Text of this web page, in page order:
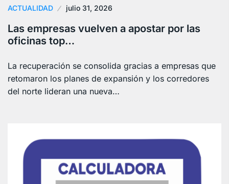
ACTUALIDAD julio 31, 2026
Las empresas vuelven a apostar por las
oficinas top…
La recuperación se consolida gracias a empresas que
retomaron los planes de expansión y los corredores
del norte lideran una nueva…